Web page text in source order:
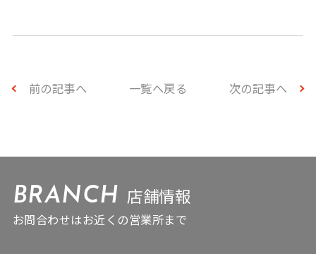
前の記事へ 一覧へ戻る 次の記事へ
BRANCH 店舗情報
お問合わせはお近くの営業所まで